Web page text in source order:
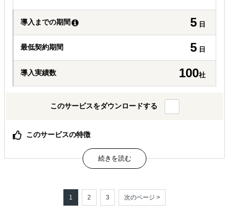
導入までの期間 5 日
最低契約期間 5 日
導入実績数 100社
このサービスをダウンロードする
このサービスの特徴
フィリピンビジネス
海外進出総合支援 海外進出コンサルティング
1 2 3 次のページ >